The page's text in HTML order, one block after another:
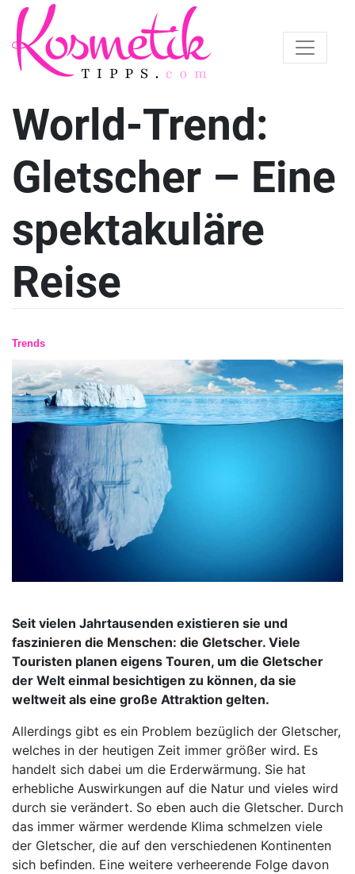
World-Trend:
Gletscher – Eine
spektakuläre
Reise
Trends
Seit vielen Jahrtausenden existieren sie und
faszinieren die Menschen: die Gletscher. Viele
Touristen planen eigens Touren, um die Gletscher
der Welt einmal besichtigen zu können, da sie
weltweit als eine große Attraktion gelten.
Allerdings gibt es ein Problem bezüglich der Gletscher,
welches in der heutigen Zeit immer größer wird. Es
handelt sich dabei um die Erderwärmung. Sie hat
erhebliche Auswirkungen auf die Natur und vieles wird
durch sie verändert. So eben auch die Gletscher. Durch
das immer wärmer werdende Klima schmelzen viele
der Gletscher, die auf den verschiedenen Kontinenten
sich befinden. Eine weitere verheerende Folge davon